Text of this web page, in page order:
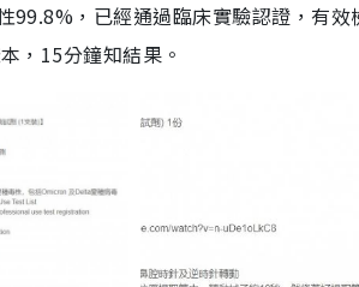
，已經通過臨床實驗認證，有
，15分鐘知結果。